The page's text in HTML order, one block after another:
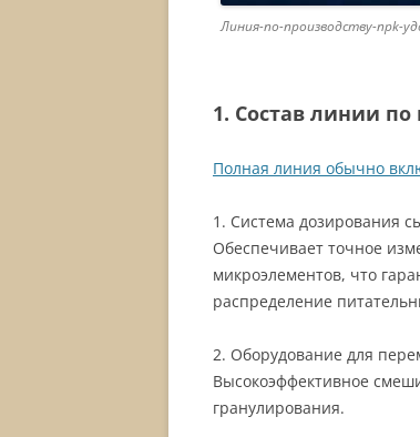
Линия-по-производству-npk-
1. Состав линии
Полная линия обычно
1. Система дозирования
Обеспечивает точное
микроэлементов, что
распределение
2. Оборудование для
Высокоэффективное
гранулирования.